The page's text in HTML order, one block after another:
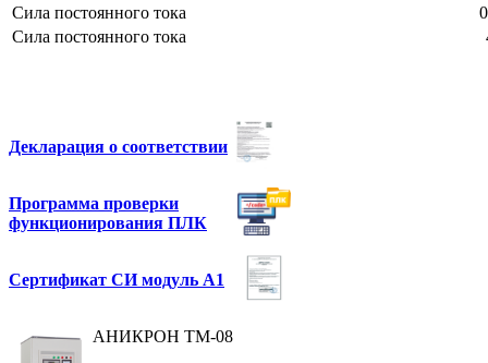
Сила постоянного тока
Сила постоянного тока
Декларация о соответствии
Программа проверки
функционирования ПЛК
Сертификат СИ модуль А1
АНИКРОН ТМ-08